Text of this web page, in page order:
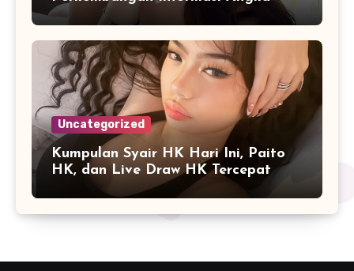
Digital
Uncategorized
Kumpulan Syair HK Hari Ini, Paito
HK, dan Live Draw HK Tercepat